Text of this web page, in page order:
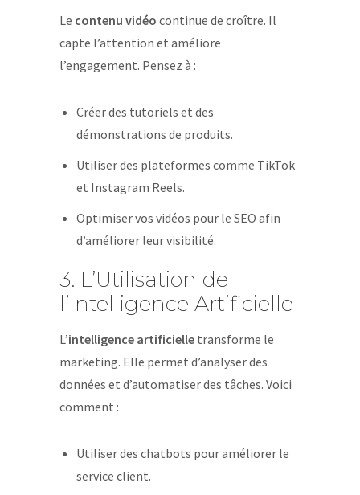
Le contenu vidéo continue de croître. Il
capte l’attention et améliore
l’engagement. Pensez à :
Créer des tutoriels et des
démonstrations de produits.
Utiliser des plateformes comme TikTok
et Instagram Reels.
Optimiser vos vidéos pour le SEO afin
d’améliorer leur visibilité.
3. L’Utilisation de
l’Intelligence Artificielle
L’intelligence artificielle transforme le
marketing. Elle permet d’analyser des
données et d’automatiser des tâches. Voici
comment :
Utiliser des chatbots pour améliorer le
service client.